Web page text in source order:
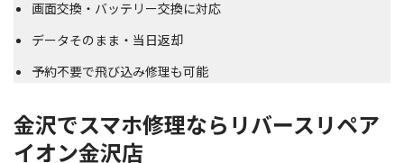
画面交換・バッテリー交換に対応
データそのまま・当日返却
予約不要で飛び込み修理も可能
金沢でスマホ修理ならリバースリペア
イオン金沢店